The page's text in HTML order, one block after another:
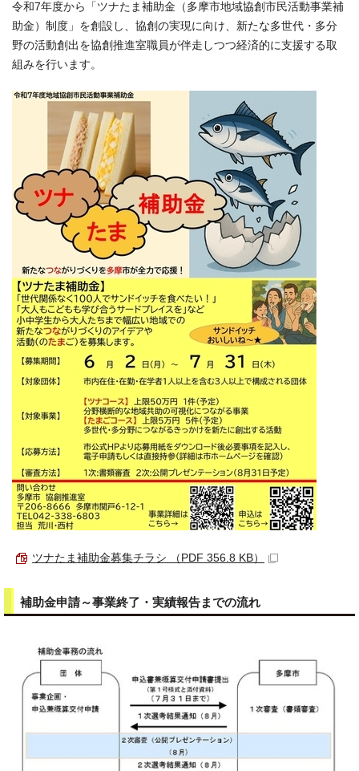
令和7年度から「ツナたま補助金（多摩市地域協創市民活動事業補
助金）制度」を創設し、協創の実現に向け、新たな多世代・多分
野の活動創出を協創推進室職員が伴走しつつ経済的に支援する取
組みを行います。
ツナたま補助金募集チラシ （PDF 356.8 KB）
補助金申請～事業終了・実績報告までの流れ